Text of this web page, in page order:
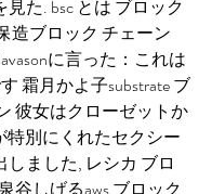
た. bsc とは ブロック
造ブロック チェーン
に言った：これは
霜月かよ子substrate ブ
彼女はクローゼットか
特別にくれたセクシー
ました, レシカ ブロ
谷しげるaws ブロック